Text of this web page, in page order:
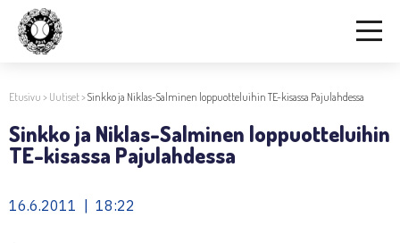
Etusivu > Uutiset>Sinkko ja Niklas-Salminen loppuotteluihin TE-kisassa Pajulahdessa
Sinkko ja Niklas-Salminen loppuotteluihin
TE-kisassa Pajulahdessa
16.6.2011 | 18:22